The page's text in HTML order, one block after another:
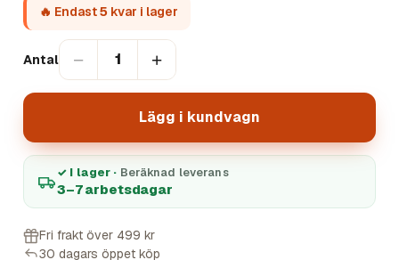
🔥 Endast5 kvar i lager
Antal − 1 +
Lägg i kundvagn
✓ I lager · Beräknad leverans
3–7 arbetsdagar
Fri frakt över 499 kr
30 dagars öppet köp